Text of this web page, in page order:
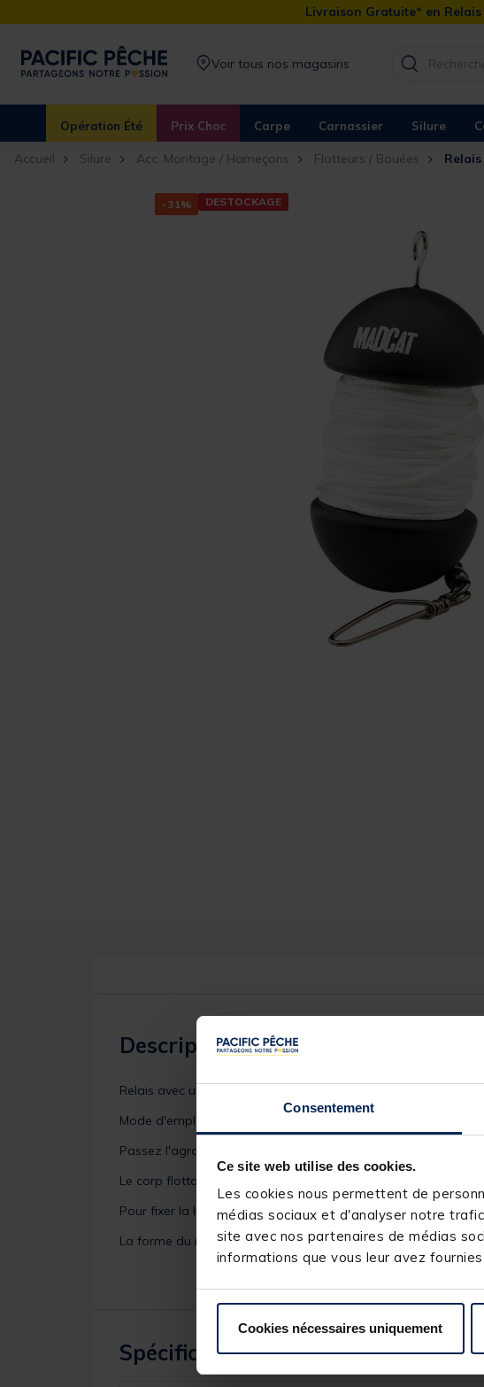
Consentement
Ce site web utilise des cookies.
Les cookies nous permettent de
médias sociaux et d'analyser notre
site avec nos partenaires de médias
informations que vous leur avez
Cookies nécessaires uniquement
Livraison Gratuite* en
Voir tous nos magasins
Opération Été Prix Choc Carpe Carnassier Silure
Accueil Silure Acc. Montage / Hameçons Flotteurs / Bouées
-31% DESTOCKAGE
Description
Relais avec une corde de 15m pour pêcher le silure à la bouée.
Mode d'emploi:
Passez l'agrafe dans l'oeillet de la bouée, fixer-le sur votre
Le corp flottant du relais déroulera la ligne automatiquement
Pour fixer la ligne, guidez la dans la fente et enroulez la
La forme du relais bouée Madcat vous permettra également
Spécifications